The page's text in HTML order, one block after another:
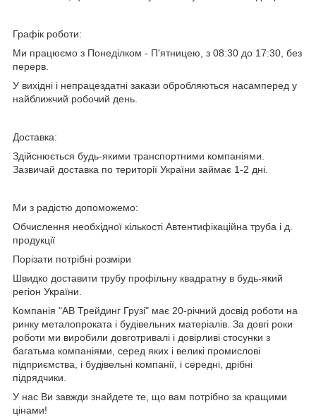
Графік роботи:
Ми працюємо з Понеділком - П'ятницею, з 08:30 до 17:30, без
перерв.
У вихідні і непрацездатні закази обробляються насамперед у
найближчий робочий день.
Доставка:
Здійснюється будь-якими транспортними компаніями.
Зазвичай доставка по території України займає 1-2 дні.
Ми з радістю допоможемо:
Обчислення необхідної кількості Автентифікаційна труба і д.
продукції
Порізати потрібні розміри
Швидко доставити трубу профільну квадратну в будь-який
регіон України.
Компанія "АВ Трейдинг Грузі" має 20-річний досвід роботи на
ринку металопроката і будівельних матеріалів. За довгі роки
роботи ми виробили довготривалі і довірливі стосунки з
багатьма компаніями, серед яких і великі промислові
підприємства, і будівельні компанії, і середні, дрібні
підрядчики.
У нас Ви завжди знайдете те, що вам потрібно за кращими
цінами!